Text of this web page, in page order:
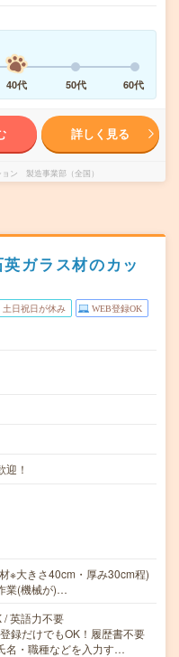
40代 50代 60代
詳しく見る
ン 製造事業部（全国）
ガラス材のカッ
土日祝日が休み WEB登録OK
！
※大きさ40cm・厚み30cm程)
業(機械が)…
/ 英語力不要
録だけでもOK！履歴書不要
名・職種などを入力す…